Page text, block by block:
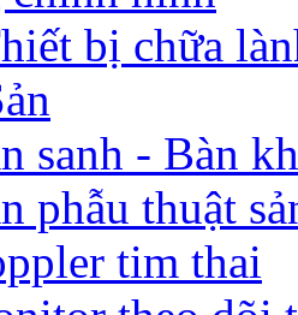
bị chữa
sanh - Bàn
phẫu thuật
tim thai